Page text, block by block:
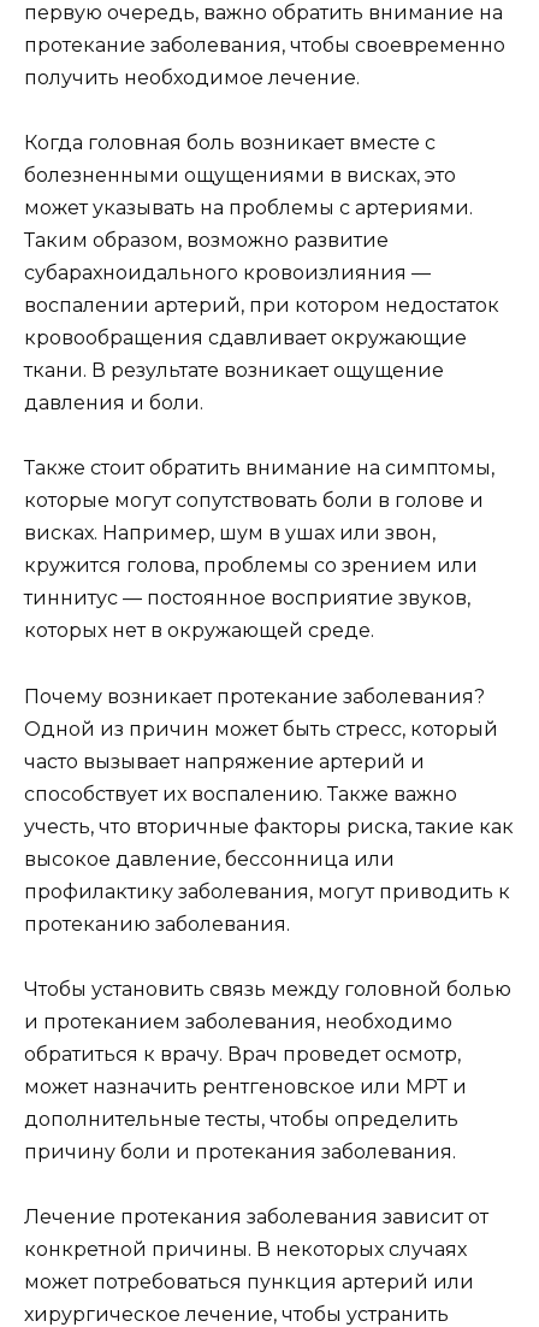
первую очередь, важно обратить внимание на
протекание заболевания, чтобы своевременно
получить необходимое лечение.
Когда головная боль возникает вместе с
болезненными ощущениями в висках, это
может указывать на проблемы с артериями.
Таким образом, возможно развитие
субарахноидального кровоизлияния —
воспалении артерий, при котором недостаток
кровообращения сдавливает окружающие
ткани. В результате возникает ощущение
давления и боли.
Также стоит обратить внимание на симптомы,
которые могут сопутствовать боли в голове и
висках. Например, шум в ушах или звон,
кружится голова, проблемы со зрением или
тиннитус — постоянное восприятие звуков,
которых нет в окружающей среде.
Почему возникает протекание заболевания?
Одной из причин может быть стресс, который
часто вызывает напряжение артерий и
способствует их воспалению. Также важно
учесть, что вторичные факторы риска, такие как
высокое давление, бессонница или
профилактику заболевания, могут приводить к
протеканию заболевания.
Чтобы установить связь между головной болью
и протеканием заболевания, необходимо
обратиться к врачу. Врач проведет осмотр,
может назначить рентгеновское или МРТ и
дополнительные тесты, чтобы определить
причину боли и протекания заболевания.
Лечение протекания заболевания зависит от
конкретной причины. В некоторых случаях
может потребоваться пункция артерий или
хирургическое лечение, чтобы устранить